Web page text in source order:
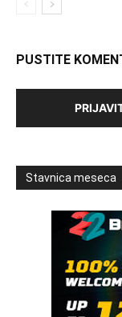
PUSTITE
Stavnica meseca